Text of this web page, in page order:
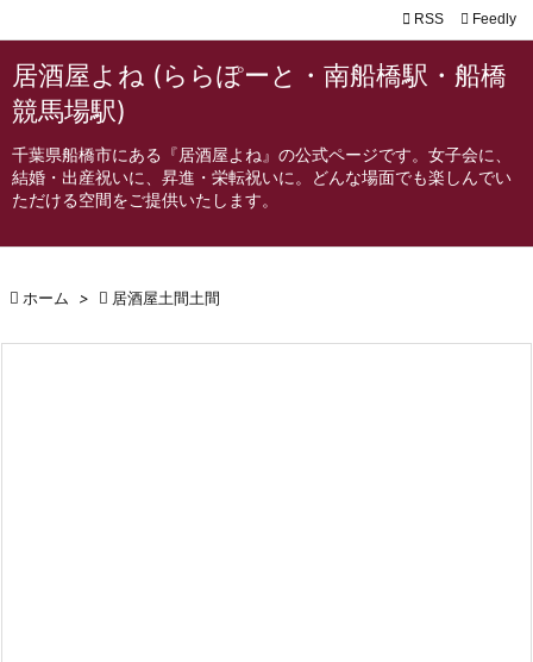
居酒屋よね (ららぽーと・南船橋駅・船橋
競馬場駅)
千葉県船橋市にある『居酒屋よね』の公式ページです。女子会に、
結婚・出産祝いに、昇進・栄転祝いに。どんな場面でも楽しんでい
ただける空間をご提供いたします。



前へ
 RSS Feedly
 ホーム >  居酒屋土間土間